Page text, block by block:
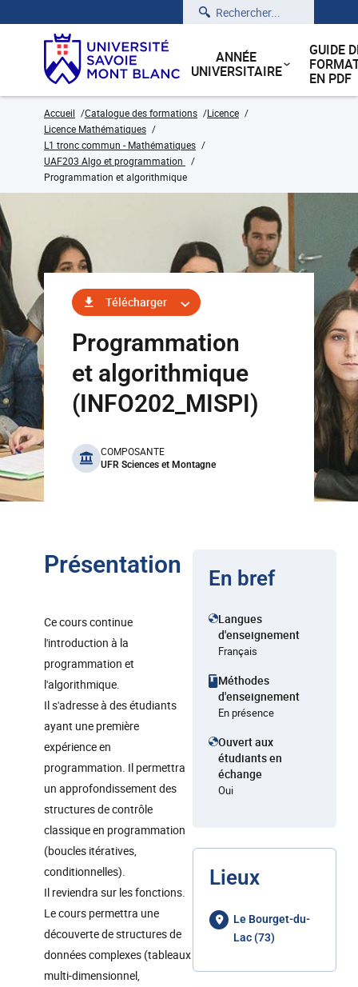
Rechercher
ANNÉE
UNIVERSITAIRE
GUIDE
EN PDF
Accueil Catalogue des formations
Licence
Licence Mathématiques
L1 tronc commun - Mathématiques
UAF203 Algo et programmation
Programmation et algorithmique
Télécharger
Programmation
et algorithmique
(INFO202_MISPI)
benefits
COMPOSANTE
UFR Sciences et Montagne
Présentation
Ce cours continue
l'introduction à la
programmation et
l'algorithmique.
Il s'adresse à des étudiants
ayant une première
expérience en
programmation. Il permettra
un approfondissement des
structures de contrôle
classique en programmation
(boucles itératives,
conditionnelles).
Il reviendra sur les fonctions.
Le cours permettra une
découverte de structures de
données complexes (tableaux
multi-dimensionnel,
En bref
Langues
d'enseignement
Français
Méthodes
d'enseignement
En présence
Ouvert aux
étudiants en
échange
Oui
Lieux
Le Bourget-du-
Lac (73)